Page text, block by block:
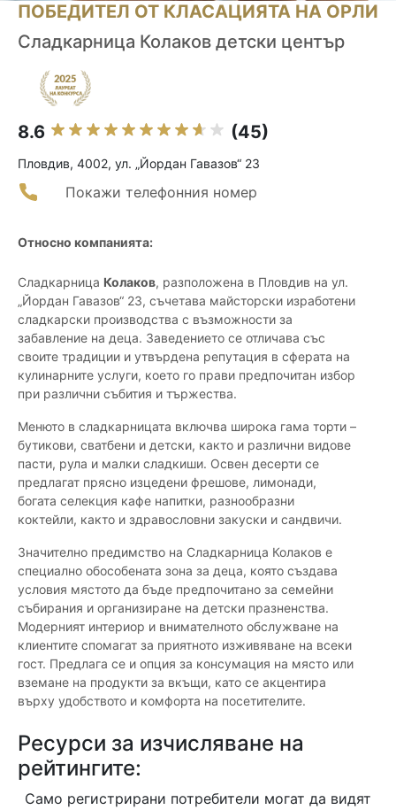
ПОБЕДИТЕЛ ОТ КЛАСАЦИЯТА НА ОРЛИ
Сладкарница Колаков детски център
8.6 (45)
Пловдив, 4002, ул. „Йордан Гавазов“ 23
Покажи телефонния номер
Относно компанията:
Сладкарница Колаков, разположена в Пловдив на ул.
„Йордан Гавазов“ 23, съчетава майсторски изработени
сладкарски производства с възможности за
забавление на деца. Заведението се отличава със
своите традиции и утвърдена репутация в сферата на
кулинарните услуги, което го прави предпочитан избор
при различни събития и тържества.
Менюто в сладкарницата включва широка гама торти –
бутикови, сватбени и детски, както и различни видове
пасти, рула и малки сладкиши. Освен десерти се
предлагат прясно изцедени фрешове, лимонади,
богата селекция кафе напитки, разнообразни
коктейли, както и здравословни закуски и сандвичи.
Значително предимство на Сладкарница Колаков е
специално обособената зона за деца, която създава
условия мястото да бъде предпочитано за семейни
събирания и организиране на детски празненства.
Модерният интериор и внимателното обслужване на
клиентите спомагат за приятното изживяване на всеки
гост. Предлага се и опция за консумация на място или
вземане на продукти за вкъщи, като се акцентира
върху удобството и комфорта на посетителите.
Ресурси за изчисляване на
рейтингите:
Само регистрирани потребители могат да видят